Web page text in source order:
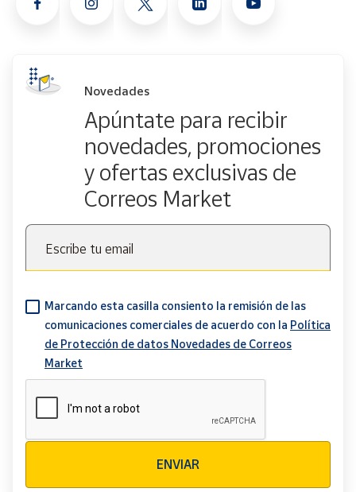
Novedades
Apúntate para recibir
novedades, promociones
y ofertas exclusivas de
Correos Market
Escribe tu email
Marcando esta casilla consiento la remisión de las
comunicaciones comerciales de acuerdo con la Política
de Protección de datos Novedades de Correos
Market
ENVIAR